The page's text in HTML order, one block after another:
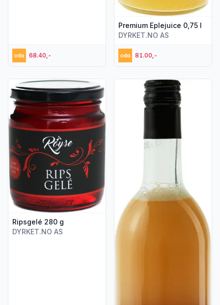
68.40,-
Premium Eplejuice 0,75 l
DYRKET.NO AS
81.00,-
Ripsgelé 280 g
DYRKET.NO AS
Vis flere detaljer for produktet "Ripsgelé 280 g"
Vis flere detaljer for